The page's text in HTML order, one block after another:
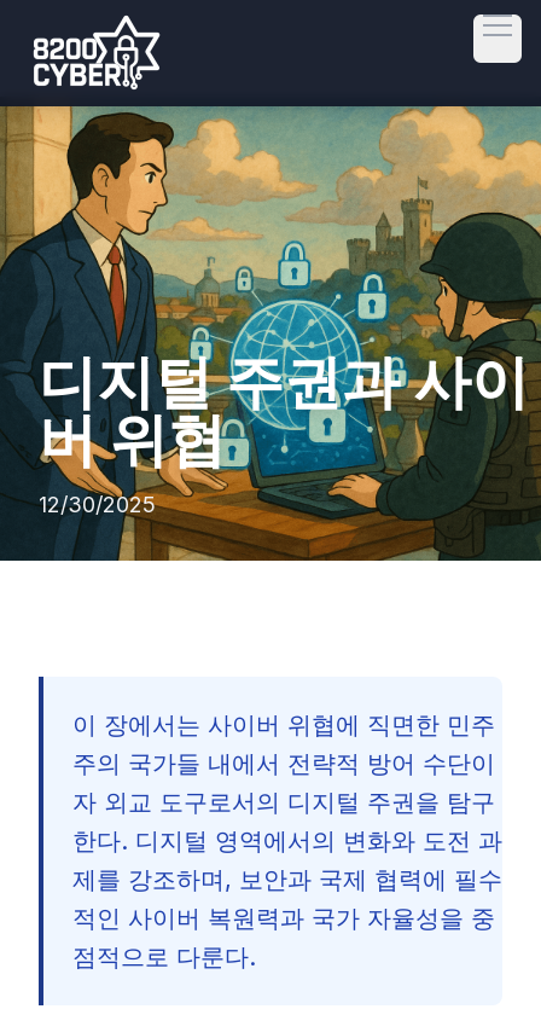
디지털 주권과 사이
버 위협
12/30/2025
이 장에서는 사이버 위협에 직면한 민주
주의 국가들 내에서 전략적 방어 수단이
자 외교 도구로서의 디지털 주권을 탐구
한다. 디지털 영역에서의 변화와 도전 과
제를 강조하며, 보안과 국제 협력에 필수
적인 사이버 복원력과 국가 자율성을 중
점적으로 다룬다.